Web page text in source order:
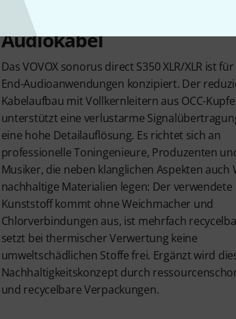
Nachhaltiges High-End-
Audiokabel
Das VOVOX sonorus direct S350 XLR/XLR ist
End-Audioanwendungen konzipiert. Der
Kabelaufbau mit Vollkernleitern aus OCC-
unterstützt eine verlustarme
eine hohe Detailauflösung. Es richtet sich an
professionelle Toningenieure, Produzenten
Musiker, die neben klanglichen Aspekten auch
nachhaltige Materialien legen: Der verwendete
Kunststoff kommt ohne Weichmacher und
Chlorverbindungen aus, ist mehrfach
setzt bei thermischer Verwertung keine
umweltschädlichen Stoffe frei. Ergänzt wird
Nachhaltigkeitskonzept durch
und recycelbare Verpackungen.